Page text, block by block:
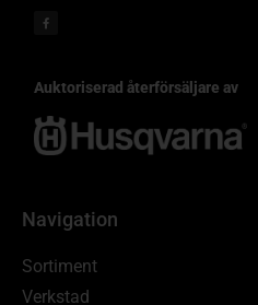
Auktoriserad återförsäljare av
Navigation
Sortiment
Verkstad